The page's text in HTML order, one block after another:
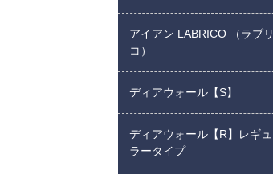
アイアン LABRICO （ラブリ
コ）
ディアウォール【S】
ディアウォール【R】レギュ
ラータイプ